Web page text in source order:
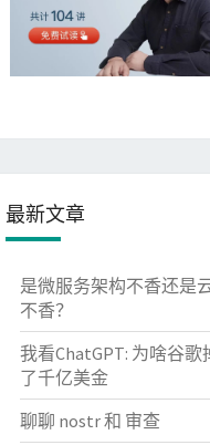
最新文章
是微服务架构不香还是
不香？
我看ChatGPT: 为啥谷歌
了千亿美金
聊聊 nostr 和 审查